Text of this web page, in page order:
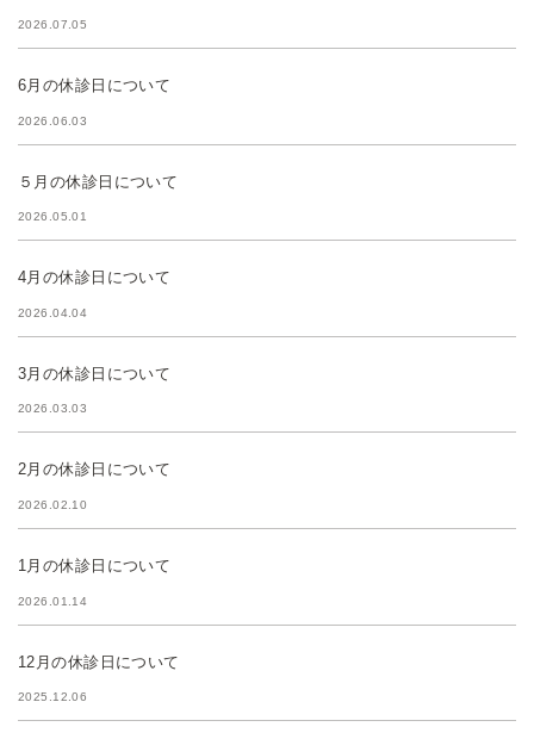
2026.07.05
6月の休診日について
2026.06.03
５月の休診日について
2026.05.01
4月の休診日について
2026.04.04
3月の休診日について
2026.03.03
2月の休診日について
2026.02.10
1月の休診日について
2026.01.14
12月の休診日について
2025.12.06